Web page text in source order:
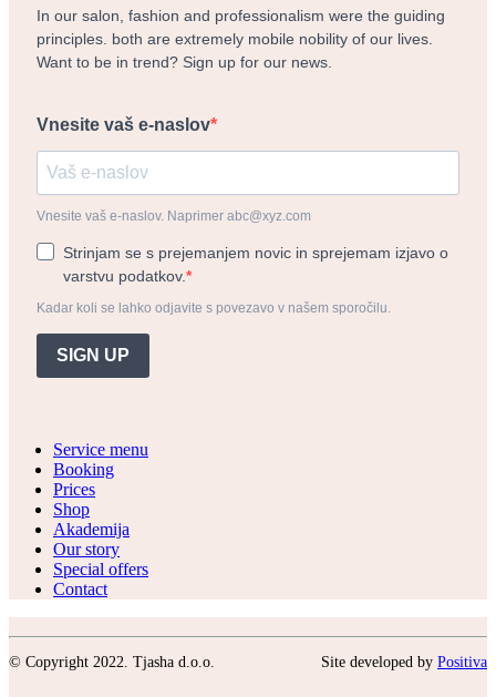
In our salon, fashion and professionalism were the guiding
principles. both are extremely mobile nobility of our lives.
Want to be in trend? Sign up for our news.
Vnesite vaš e-naslov
Vnesite vaš e-naslov. Naprimer abc@xyz.com
Strinjam se s prejemanjem novic in sprejemam izjavo o
varstvu podatkov.
Kadar koli se lahko odjavite s povezavo v našem sporočilu.
SIGN UP
Service menu
Booking
Prices
Shop
Akademija
Our story
Special offers
Contact
© Copyright 2022. Tjasha d.o.o. Site developed by Positiva